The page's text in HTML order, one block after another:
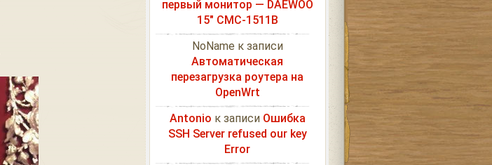
первый монитор — DAEWOO
15″ CMC-1511B
NoName к записи
Автоматическая
перезагрузка роутера на
OpenWrt
Antonio к записи Ошибка
SSH Server refused our key
Error